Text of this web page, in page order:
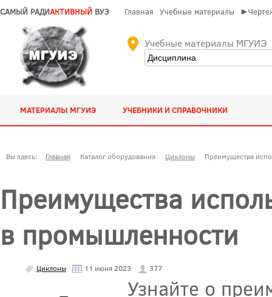
САМЫЙ РАДИАКТИВНЫЙ ВУЗ Главная Учебные материалы
Учебные материалы МГУИЭ
МАТЕРИАЛЫ МГУИЭ УЧЕБНИКИ И СПРАВОЧНИКИ
Вы здесь: Главная Каталог оборудования Циклоны Преимущества
Преимущества
в промышленности
Циклоны 11 июня 2023 377
Узнайте о